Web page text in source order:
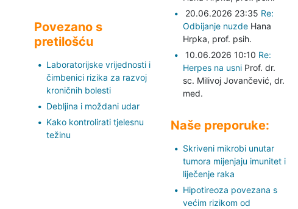
Povezano s
pretilošću
Laboratorijske vrijednosti i
čimbenici rizika za razvoj
kroničnih bolesti
Debljina i moždani udar
Kako kontrolirati tjelesnu
težinu
20.06.2026 23:35 Re:
Odbijanje nuzde Hana
Hrpka, prof. psih.
10.06.2026 10:10 Re:
Herpes na usni Prof. dr.
sc. Milivoj Jovančević, dr.
med.
Naše preporuke:
Skriveni mikrobi unutar
tumora mijenjaju imunitet i
liječenje raka
Hipotireoza povezana s
većim rizikom od